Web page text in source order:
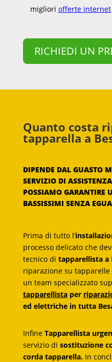
migliori offerte internet
RICHIEDI UN
Quanto costa
tapparella a
DIPENDE DAL GUASTO
SERVIZIO DI
POSSIAMO GARANTIRE
BASSISSIMI SENZA
Prima di tutto l’
processo delicato che
tecnico di tapparellista a
riparazione su tapparelle
un team specializzato
tapparellistaper
ed elettriche in tutta
Infine Tapparellista
servizio di sostituzione
corda tapparella. In